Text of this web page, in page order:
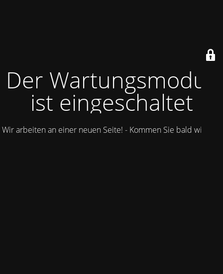
Der Wartungsmodus
ist eingeschaltet
Wir arbeiten an einer neuen Seite! - Kommen Sie bald wieder.